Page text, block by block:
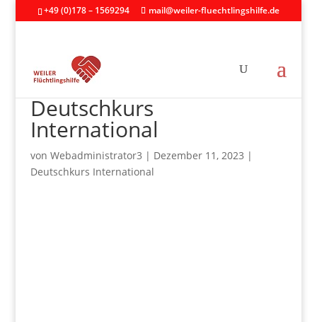
+49 (0)178 – 1569294 mail@weiler-fluechtlingshilfe.de
Deutschkurs
International
von Webadministrator3 | Dezember 11, 2023 |
Deutschkurs International